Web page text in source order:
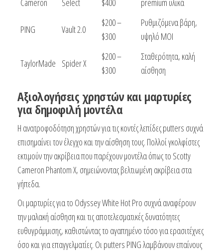
Cameron Select $400 premium υλικά
PING Vault 2.0
$200 –
$300
Ρυθμιζόμενα βάρη,
υψηλό MOI
TaylorMade Spider X
$200 –
$300
Σταθερότητα, καλή
αίσθηση
Αξιολογήσεις χρηστών και μαρτυρίες
για δημοφιλή μοντέλα
Η ανατροφοδότηση χρηστών για τις κοντές λεπίδες putters συχνά
επισημαίνει τον έλεγχο και την αίσθηση τους. Πολλοί γκολφίστες
εκτιμούν την ακρίβεια που παρέχουν μοντέλα όπως το Scotty
Cameron Phantom X, σημειώνοντας βελτιωμένη ακρίβεια στα
γήπεδα.
Οι μαρτυρίες για το Odyssey White Hot Pro συχνά αναφέρουν
την μαλακή αίσθηση και τις αποτελεσματικές δυνατότητες
ευθυγράμμισης, καθιστώντας το αγαπημένο τόσο για ερασιτέχνες
όσο και για επαγγελματίες. Οι putters PING λαμβάνουν επαίνους